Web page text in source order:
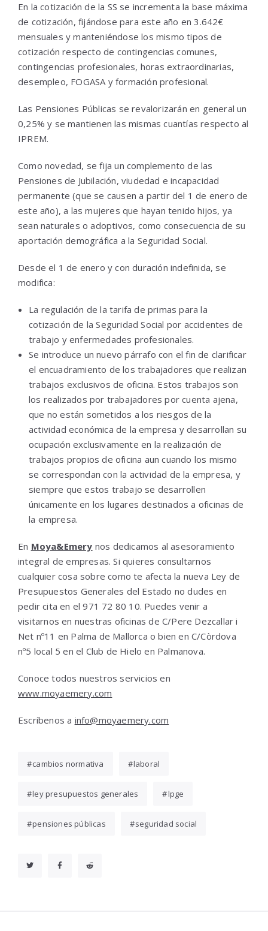
En la cotización de la SS se incrementa la base máxima
de cotización, fijándose para este año en 3.642€
mensuales y manteniéndose los mismo tipos de
cotización respecto de contingencias comunes,
contingencias profesionales, horas extraordinarias,
desempleo, FOGASA y formación profesional.
Las Pensiones Públicas se revalorizarán en general un
0,25% y se mantienen las mismas cuantías respecto al
IPREM.
Como novedad, se fija un complemento de las
Pensiones de Jubilación, viudedad e incapacidad
permanente (que se causen a partir del 1 de enero de
este año), a las mujeres que hayan tenido hijos, ya
sean naturales o adoptivos, como consecuencia de su
aportación demográfica a la Seguridad Social.
Desde el 1 de enero y con duración indefinida, se
modifica:
La regulación de la tarifa de primas para la
cotización de la Seguridad Social por accidentes de
trabajo y enfermedades profesionales.
Se introduce un nuevo párrafo con el fin de clarificar
el encuadramiento de los trabajadores que realizan
trabajos exclusivos de oficina. Estos trabajos son
los realizados por trabajadores por cuenta ajena,
que no están sometidos a los riesgos de la
actividad económica de la empresa y desarrollan su
ocupación exclusivamente en la realización de
trabajos propios de oficina aun cuando los mismo
se correspondan con la actividad de la empresa, y
siempre que estos trabajo se desarrollen
únicamente en los lugares destinados a oficinas de
la empresa.
En Moya&Emery nos dedicamos al asesoramiento
integral de empresas. Si quieres consultarnos
cualquier cosa sobre como te afecta la nueva Ley de
Presupuestos Generales del Estado no dudes en
pedir cita en el 971 72 80 10. Puedes venir a
visitarnos en nuestras oficinas de C/Pere Dezcallar i
Net nº11 en Palma de Mallorca o bien en C/Còrdova
nº5 local 5 en el Club de Hielo en Palmanova.
Conoce todos nuestros servicios en
www.moyaemery.com
Escríbenos a info@moyaemery.com
cambios normativa laboral
ley presupuestos generales lpge
pensiones públicas seguridad social